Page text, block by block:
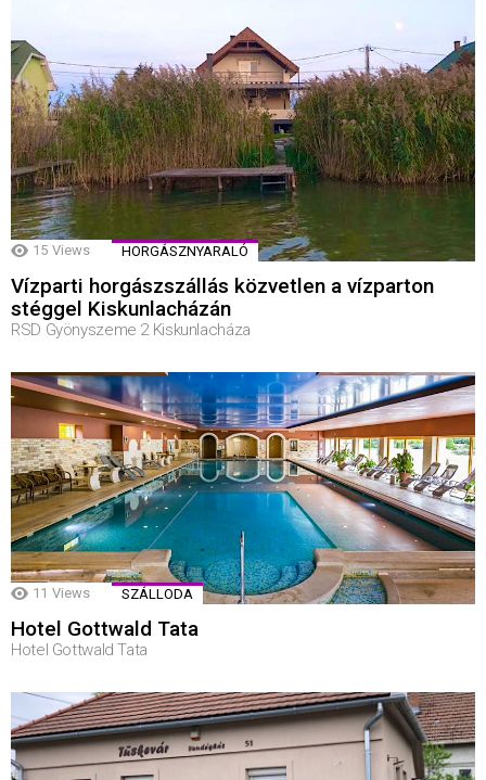
15 Views HORGÁSZNYARALÓ
Vízparti horgászszállás közvetlen a vízparton
stéggel Kiskunlacházán
RSD Gyönyszeme 2 Kiskunlacháza
11 Views SZÁLLODA
Hotel Gottwald Tata
Hotel Gottwald Tata